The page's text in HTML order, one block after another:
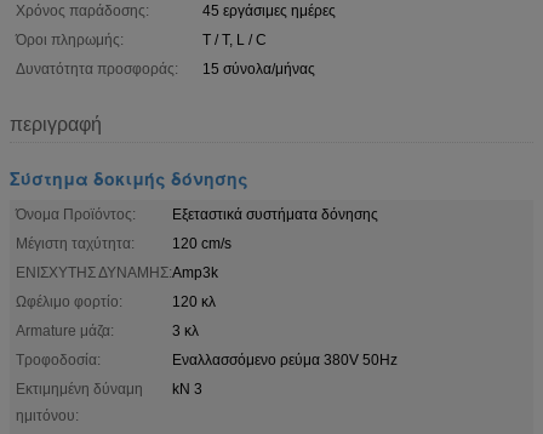
Χρόνος παράδοσης:
45 εργάσιμες ημέρες
Όροι πληρωμής:
T / T, L / C
Δυνατότητα προσφοράς:
15 σύνολα/μήνας
περιγραφή
Σύστημα δοκιμής δόνησης
Όνομα Προϊόντος:
Εξεταστικά συστήματα δόνησης
Μέγιστη ταχύτητα:
120 cm/s
ΕΝΙΣΧΥΤΗΣ ΔΥΝΑΜΗΣ:Amp3k
Ωφέλιμο φορτίο:
120 κλ
Armature μάζα:
3 κλ
Τροφοδοσία:
Εναλλασσόμενο ρεύμα 380V 50Hz
Εκτιμημένη δύναμη
ημιτόνου:
kN 3